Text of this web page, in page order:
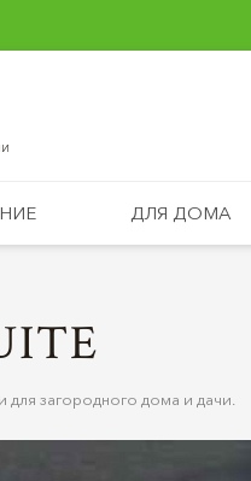
ДЛЯ ДОМА
загородного дома и дачи.